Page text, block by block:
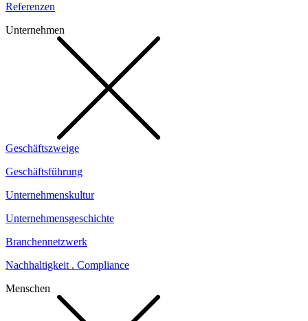
Referenzen
Unternehmen
Geschäftszweige
Geschäftsführung
Unternehmenskultur
Unternehmensgeschichte
Branchennetzwerk
Nachhaltigkeit . Compliance
Menschen